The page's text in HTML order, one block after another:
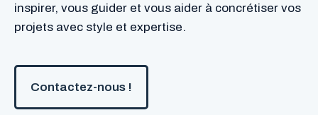
inspirer, vous guider et vous aider à concrétiser vos
projets avec style et expertise.
Contactez-nous !